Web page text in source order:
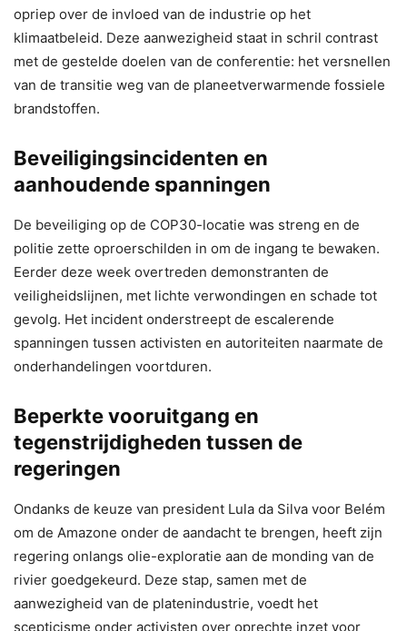
opriep over de invloed van de industrie op het
klimaatbeleid. Deze aanwezigheid staat in schril contrast
met de gestelde doelen van de conferentie: het versnellen
van de transitie weg van de planeetverwarmende fossiele
brandstoffen.
Beveiligingsincidenten en
aanhoudende spanningen
De beveiliging op de COP30-locatie was streng en de
politie zette oproerschilden in om de ingang te bewaken.
Eerder deze week overtreden demonstranten de
veiligheidslijnen, met lichte verwondingen en schade tot
gevolg. Het incident onderstreept de escalerende
spanningen tussen activisten en autoriteiten naarmate de
onderhandelingen voortduren.
Beperkte vooruitgang en
tegenstrijdigheden tussen de
regeringen
Ondanks de keuze van president Lula da Silva voor Belém
om de Amazone onder de aandacht te brengen, heeft zijn
regering onlangs olie-exploratie aan de monding van de
rivier goedgekeurd. Deze stap, samen met de
aanwezigheid van de platenindustrie, voedt het
scepticisme onder activisten over oprechte inzet voor